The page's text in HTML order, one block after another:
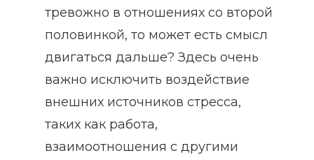
тревожно в отношениях со второй
половинкой, то может есть смысл
двигаться дальше? Здесь очень
важно исключить воздействие
внешних источников стресса,
таких как работа,
взаимоотношения с другими